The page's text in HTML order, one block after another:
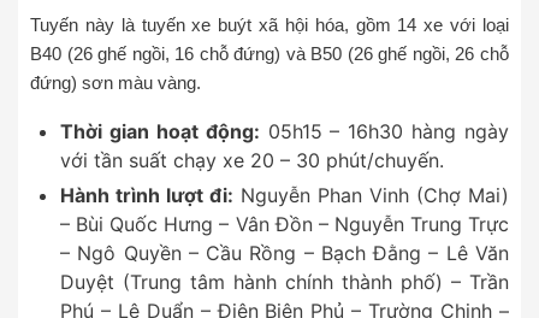
Tuyến này là tuyến xe buýt xã hội hóa, gồm 14 xe với loại
B40 (26 ghế ngồi, 16 chỗ đứng) và B50 (26 ghế ngồi, 26 chỗ
đứng) sơn màu vàng.
Thời gian hoạt động: 05h15 – 16h30 hàng ngày
với tần suất chạy xe 20 – 30 phút/chuyến.
Hành trình lượt đi: Nguyễn Phan Vinh (Chợ Mai)
– Bùi Quốc Hưng – Vân Đồn – Nguyễn Trung Trực
– Ngô Quyền – Cầu Rồng – Bạch Đằng – Lê Văn
Duyệt (Trung tâm hành chính thành phố) – Trần
Phú – Lê Duẩn – Điện Biên Phủ – Trường Chinh –